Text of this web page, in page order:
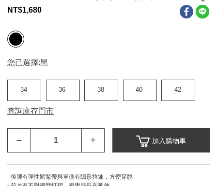
NT$1,680
您已選擇:黑
34 36 38 40 42
查詢庫存門市
– ＋ 加入購物車
- 後腰有彈性鬆緊帶與單側有隱形拉鍊，方便穿脫